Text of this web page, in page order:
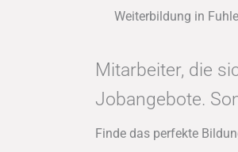
Weiterbildung in
Mitarbeiter, die
Jobangebote.
Finde das perfekte